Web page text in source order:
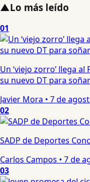
▲Lo más leído
01
Un ‘viejo zorro’ llega
su nuevo DT para
Javier Mora • 7 de
02
SADP de Deportes
Carlos Campos • 7 de
03